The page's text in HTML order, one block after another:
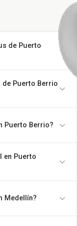
de Puerto
Puerto Berrio
Puerto Berrio?
en Puerto
Medellín?